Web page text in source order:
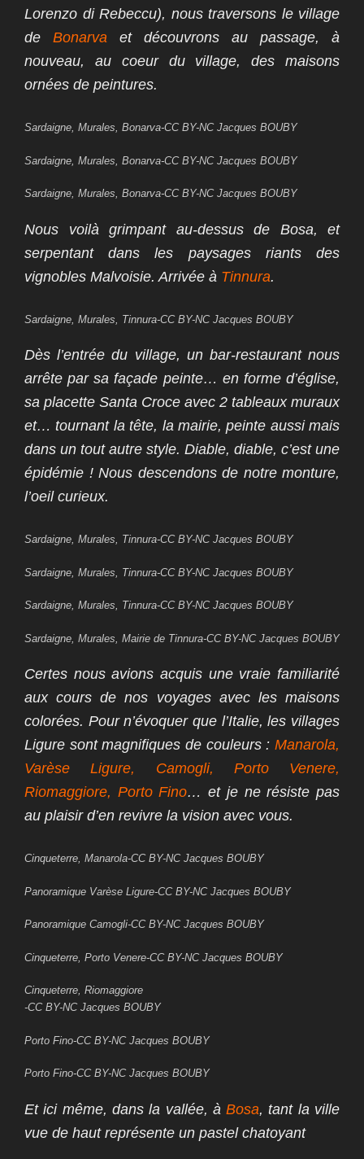
Lorenzo di Rebeccu), nous traversons le village
de Bonarva et découvrons au passage, à
nouveau, au coeur du village, des maisons
ornées de peintures.
Sardaigne, Murales, Bonarva-CC BY-NC Jacques BOUBY
Sardaigne, Murales, Bonarva-CC BY-NC Jacques BOUBY
Sardaigne, Murales, Bonarva-CC BY-NC Jacques BOUBY
Nous voilà grimpant au-dessus de Bosa, et
serpentant dans les paysages riants des
vignobles Malvoisie. Arrivée à Tinnura.
Sardaigne, Murales, Tinnura-CC BY-NC Jacques BOUBY
Dès l’entrée du village, un bar-restaurant nous
arrête par sa façade peinte… en forme d’église,
sa placette Santa Croce avec 2 tableaux muraux
et… tournant la tête, la mairie, peinte aussi mais
dans un tout autre style. Diable, diable, c’est une
épidémie ! Nous descendons de notre monture,
l’oeil curieux.
Sardaigne, Murales, Tinnura-CC BY-NC Jacques BOUBY
Sardaigne, Murales, Tinnura-CC BY-NC Jacques BOUBY
Sardaigne, Murales, Tinnura-CC BY-NC Jacques BOUBY
Sardaigne, Murales, Mairie de Tinnura-CC BY-NC Jacques BOUBY
Certes nous avions acquis une vraie familiarité
aux cours de nos voyages avec les maisons
colorées. Pour n’évoquer que l’Italie, les villages
Ligure sont magnifiques de couleurs : Manarola,
Varèse Ligure, Camogli, Porto Venere,
Riomaggiore, Porto Fino… et je ne résiste pas
au plaisir d’en revivre la vision avec vous.
Cinqueterre, Manarola-CC BY-NC Jacques BOUBY
Panoramique Varèse Ligure-CC BY-NC Jacques BOUBY
Panoramique Camogli-CC BY-NC Jacques BOUBY
Cinqueterre, Porto Venere-CC BY-NC Jacques BOUBY
Cinqueterre, Riomaggiore
-CC BY-NC Jacques BOUBY
Porto Fino-CC BY-NC Jacques BOUBY
Porto Fino-CC BY-NC Jacques BOUBY
Et ici même, dans la vallée, àBosa, tant la ville
vue de haut représente un pastel chatoyant